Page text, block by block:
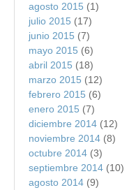
agosto 2015 (1)
julio 2015 (17)
junio 2015 (7)
mayo 2015 (6)
abril 2015 (18)
marzo 2015 (12)
febrero 2015 (6)
enero 2015 (7)
diciembre 2014 (12)
noviembre 2014 (8)
octubre 2014 (3)
septiembre 2014 (10)
agosto 2014 (9)